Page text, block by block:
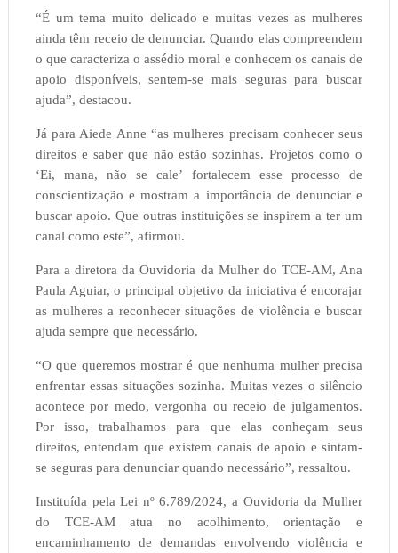
“É um tema muito delicado e muitas vezes as mulheres
ainda têm receio de denunciar. Quando elas compreendem
o que caracteriza o assédio moral e conhecem os canais de
apoio disponíveis, sentem-se mais seguras para buscar
ajuda”, destacou.
Já para Aiede Anne “as mulheres precisam conhecer seus
direitos e saber que não estão sozinhas. Projetos como o
‘Ei, mana, não se cale’ fortalecem esse processo de
conscientização e mostram a importância de denunciar e
buscar apoio. Que outras instituições se inspirem a ter um
canal como este”, afirmou.
Para a diretora da Ouvidoria da Mulher do TCE-AM, Ana
Paula Aguiar, o principal objetivo da iniciativa é encorajar
as mulheres a reconhecer situações de violência e buscar
ajuda sempre que necessário.
“O que queremos mostrar é que nenhuma mulher precisa
enfrentar essas situações sozinha. Muitas vezes o silêncio
acontece por medo, vergonha ou receio de julgamentos.
Por isso, trabalhamos para que elas conheçam seus
direitos, entendam que existem canais de apoio e sintam-
se seguras para denunciar quando necessário”, ressaltou.
Instituída pela Lei nº 6.789/2024, a Ouvidoria da Mulher
do TCE-AM atua no acolhimento, orientação e
encaminhamento de demandas envolvendo violência e